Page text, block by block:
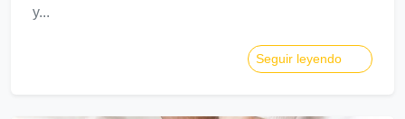
y...
Seguir leyendo